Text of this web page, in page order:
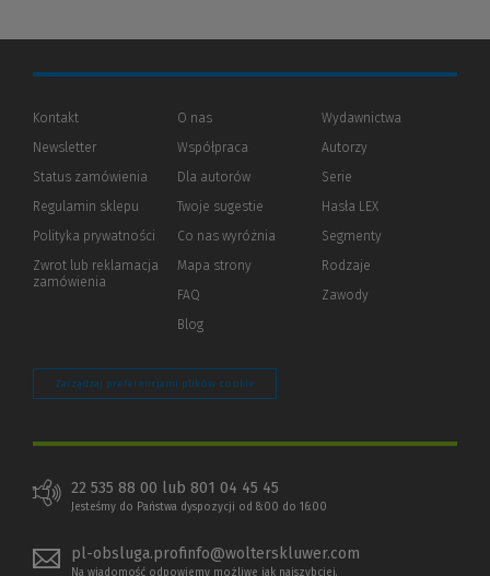
Kontakt
Newsletter
Status zamówienia
Regulamin sklepu
Polityka prywatności (Nowe
(Link
innej
Zwrot lub reklamacja
zamówienia
O nas
Współpraca
Dla autorów(Nowe
(Link
innej
strony)
Twoje sugestie
Co nas wyróżnia
Mapa strony
FAQ
Blog
Wydawnictwa
Autorzy
Serie
Hasła LEX
Segmenty
Rodzaje
Zawody
Zarządzaj preferencjami plików cookie
22 535 88 00 lub 801 04 45 45
Jesteśmy do Państwa dyspozycji od 8:00 do 16:00
pl-obsluga.profinfo@wolterskluwer.com
Na wiadomość odpowiemy możliwe jak najszybciej.